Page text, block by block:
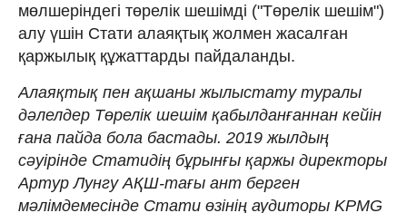
мөлшеріндегі төрелік шешімді ("Төрелік шешім")
алу үшін Стати алаяқтық жолмен жасалған
қаржылық құжаттарды пайдаланды.
Алаяқтық пен ақшаны жылыстату туралы
дәлелдер Төрелік шешім қабылданғаннан кейін
ғана пайда бола бастады. 2019 жылдың
сәуірінде Статидің бұрынғы қаржы директоры
Артур Лунгу АҚШ-тағы ант берген
мәлімдемесінде Стати өзінің аудиторы KPMG